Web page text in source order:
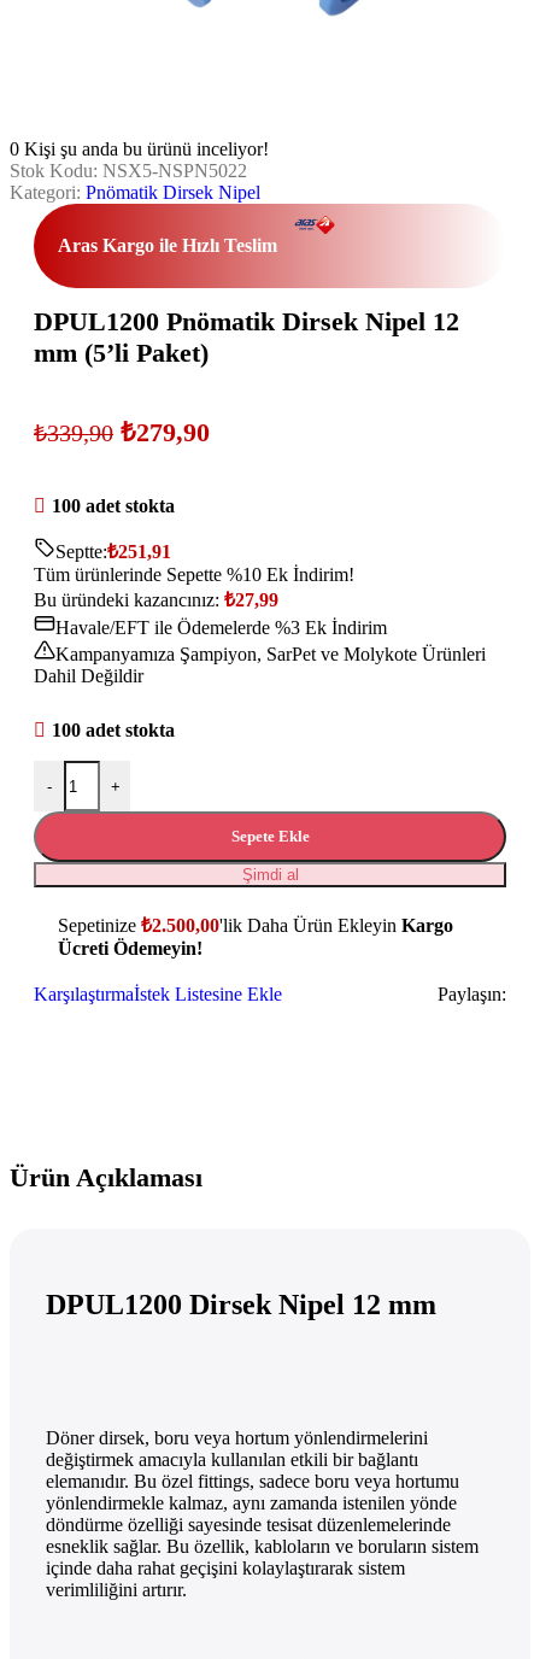
0 Kişi şu anda bu ürünü inceliyor!
Stok Kodu: NSX5-NSPN5022
Kategori: Pnömatik Dirsek Nipel
Aras Kargo ile Hızlı Teslim
DPUL1200 Pnömatik Dirsek Nipel 12
mm (5’li Paket)
₺339,90 ₺279,90
100 adet stokta
Septte:₺251,91
Tüm ürünlerinde Sepette %10 Ek İndirim!
Bu üründeki kazancınız: ₺27,99
Havale/EFT ile Ödemelerde %3 Ek İndirim
Kampanyamıza Şampiyon, SarPet ve Molykote Ürünleri
Dahil Değildir
100 adet stokta
- +
Sepete Ekle
Şimdi al
Sepetinize ₺2.500,00'lik Daha Ürün Ekleyin Kargo
Ücreti Ödemeyin!
Karşılaştırmaİstek Listesine Ekle Paylaşın:
Ürün Açıklaması
DPUL1200 Dirsek Nipel 12 mm
Döner dirsek, boru veya hortum yönlendirmelerini
değiştirmek amacıyla kullanılan etkili bir bağlantı
elemanıdır. Bu özel fittings, sadece boru veya hortumu
yönlendirmekle kalmaz, aynı zamanda istenilen yönde
döndürme özelliği sayesinde tesisat düzenlemelerinde
esneklik sağlar. Bu özellik, kabloların ve boruların sistem
içinde daha rahat geçişini kolaylaştırarak sistem
verimliliğini artırır.